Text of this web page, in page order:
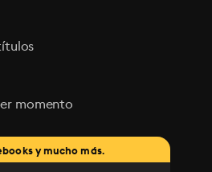
momento
y mucho más.